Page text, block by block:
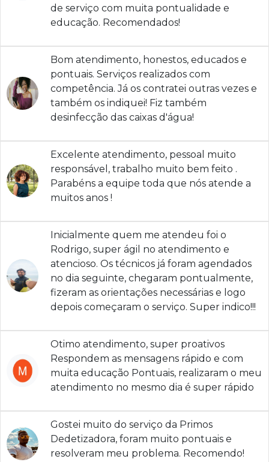
de serviço com muita pontualidade e
educação. Recomendados!
Bom atendimento, honestos, educados e
pontuais. Serviços realizados com
competência. Já os contratei outras vezes e
também os indiquei! Fiz também
desinfecção das caixas d'água!
Excelente atendimento, pessoal muito
responsável, trabalho muito bem feito .
Parabéns a equipe toda que nós atende a
muitos anos !
Inicialmente quem me atendeu foi o
Rodrigo, super ágil no atendimento e
atencioso. Os técnicos já foram agendados
no dia seguinte, chegaram pontualmente,
fizeram as orientações necessárias e logo
depois começaram o serviço. Super indico!!!
Otimo atendimento, super proativos
Respondem as mensagens rápido e com
muita educação Pontuais, realizaram o meu
atendimento no mesmo dia é super rápido
Gostei muito do serviço da Primos
Dedetizadora, foram muito pontuais e
resolveram meu problema. Recomendo!